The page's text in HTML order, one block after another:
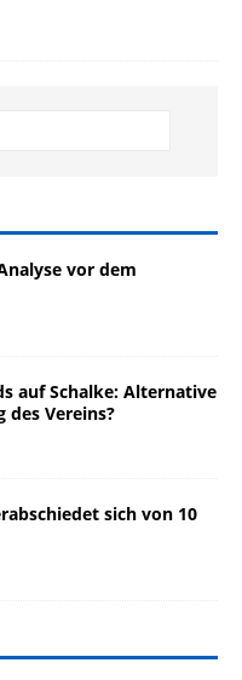
vor dem
auf Schalke: Alternative
des Vereins?
sich von 10